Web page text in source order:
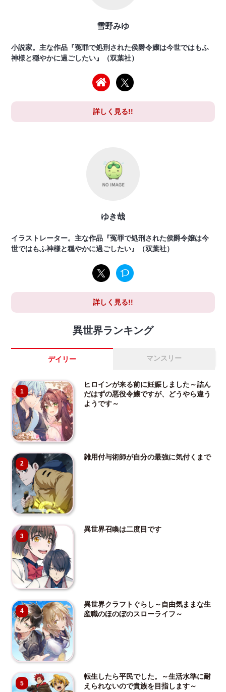
雪野みゆ
小説家。主な作品『冤罪で処刑された侯爵令嬢は今世ではもふ
神様と穏やかに過ごしたい』（双葉社）
詳しく見る!!
ゆき哉
イラストレーター。主な作品『冤罪で処刑された侯爵令嬢は今
世ではもふ神様と穏やかに過ごしたい』（双葉社）
詳しく見る!!
異世界ランキング
デイリー マンスリー
1
ヒロインが来る前に妊娠しました～詰ん
だはずの悪役令嬢ですが、どうやら違う
ようです～
2
雑用付与術師が自分の最強に気付くまで
3
異世界召喚は二度目です
4
異世界クラフトぐらし～自由気ままな生
産職のほのぼのスローライフ～
5
転生したら平民でした。～生活水準に耐
えられないので貴族を目指します～